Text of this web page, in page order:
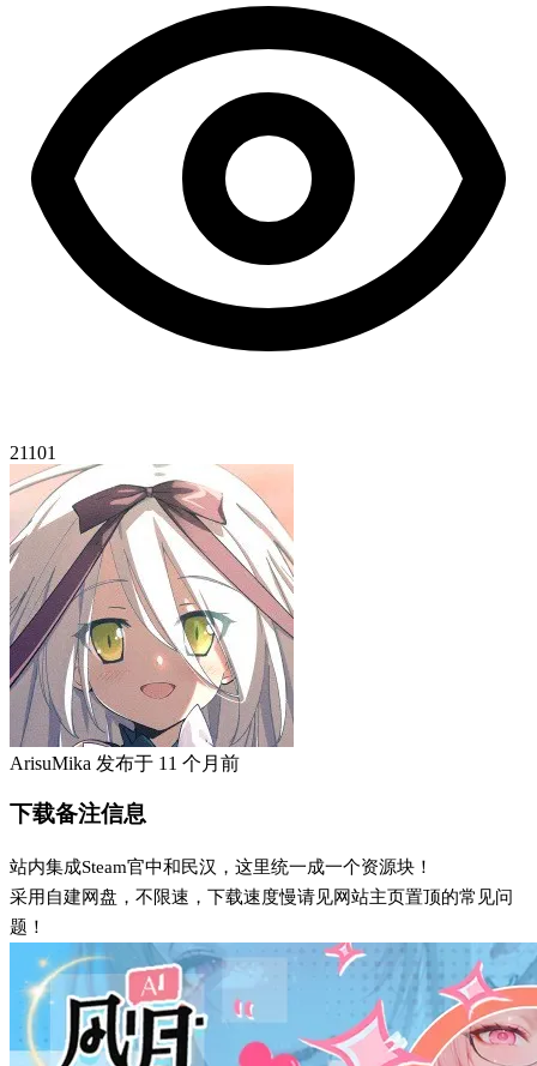
21101
ArisuMika 发布于 11 个月前
下载备注信息
站内集成Steam官中和民汉，这里统一成一个资源块！
采用自建网盘，不限速，下载速度慢请见网站主页置顶的常见问
题！